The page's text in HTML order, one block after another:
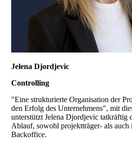
Jelena Djordjevic
Controlling
"Eine strukturierte Organisation der
den Erfolg des Unternehmens", mit
unterstützt Jelena Djordjevic tatkräftig
Ablauf, sowohl projektträger- als auch
Backoffice.